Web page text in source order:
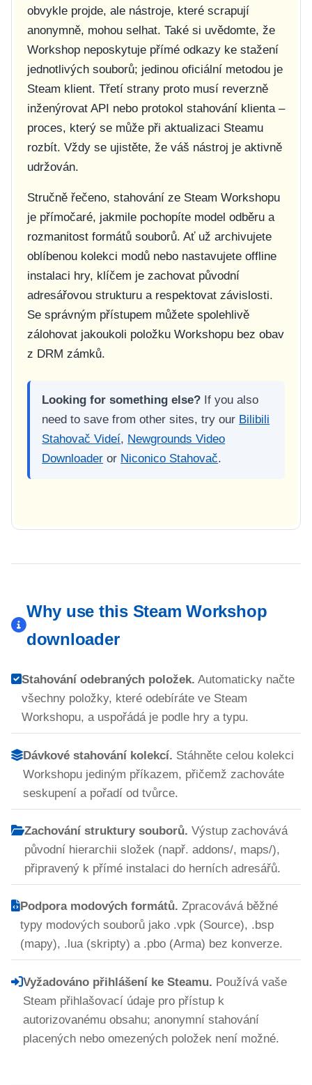
obvykle projde, ale nástroje, které scrapují
anonymně, mohou selhat. Také si uvědomte, že
Workshop neposkytuje přímé odkazy ke stažení
jednotlivých souborů; jedinou oficiální metodou je
Steam klient. Třetí strany proto musí reverzně
inženýrovat API nebo protokol stahování klienta –
proces, který se může při aktualizaci Steamu
rozbít. Vždy se ujistěte, že váš nástroj je aktivně
udržován.
Stručně řečeno, stahování ze Steam Workshopu
je přímočaré, jakmile pochopíte model odběru a
rozmanitost formátů souborů. Ať už archivujete
oblíbenou kolekci modů nebo nastavujete offline
instalaci hry, klíčem je zachovat původní
adresářovou strukturu a respektovat závislosti.
Se správným přístupem můžete spolehlivě
zálohovat jakoukoli položku Workshopu bez obav
z DRM zámků.
Looking for something else? If you also
need to save from other sites, try our Bilibili
Stahovač Videí, Newgrounds Video
Downloader or Niconico Stahovač.
Why use this Steam Workshop
downloader
Stahování odebraných položek. Automaticky načte
všechny položky, které odebíráte ve Steam
Workshopu, a uspořádá je podle hry a typu.
Dávkové stahování kolekcí. Stáhněte celou kolekci
Workshopu jediným příkazem, přičemž zachováte
seskupení a pořadí od tvůrce.
Zachování struktury souborů. Výstup zachovává
původní hierarchii složek (např. addons/, maps/),
připravený k přímé instalaci do herních adresářů.
Podpora modových formátů. Zpracovává běžné
typy modových souborů jako .vpk (Source), .bsp
(mapy), .lua (skripty) a .pbo (Arma) bez konverze.
Vyžadováno přihlášení ke Steamu. Používá vaše
Steam přihlašovací údaje pro přístup k
autorizovanému obsahu; anonymní stahování
placených nebo omezených položek není možné.